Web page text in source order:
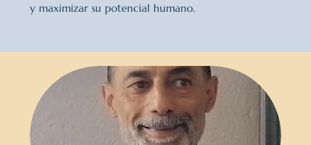
y maximizar su potencial humano.